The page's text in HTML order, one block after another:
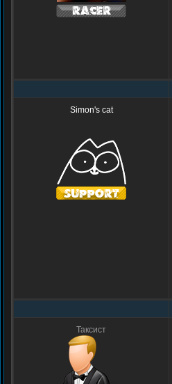
Simon's cat
Таксист